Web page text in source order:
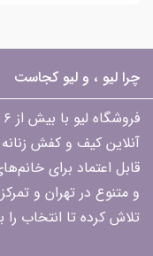
چرا لیو ، و لیو کجاست
آنلاین کیف و کفش
قابل اعتماد برای
و متنوع در تهران و
تلاش کرده تا انتخاب